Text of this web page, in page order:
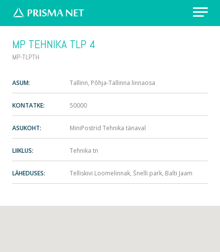
Erilahendus: värvikirevad prügikastid
Välireklaam Valimisteks
Vaata asukohti
Küsi pakkumist
MP TEHNIKA TLP 4
MP-TLPTH
ASUM: Tallinn, Põhja-Tallinna linnaosa
KONTATKE: 50000
ASUKOHT: MiniPostrid Tehnika tänaval
LIIKLUS: Tehnika tn
LÄHEDUSES: Telliskivi Loomelinnak, Šnelli park, Balti Jaam